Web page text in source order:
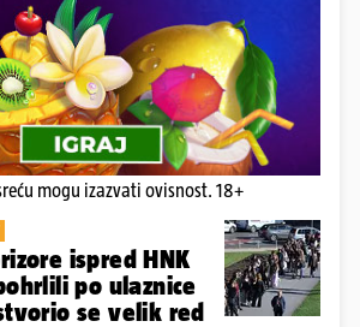
mogu izazvati ovisnost. 18+
ispred HNK
po ulaznice
se velik red